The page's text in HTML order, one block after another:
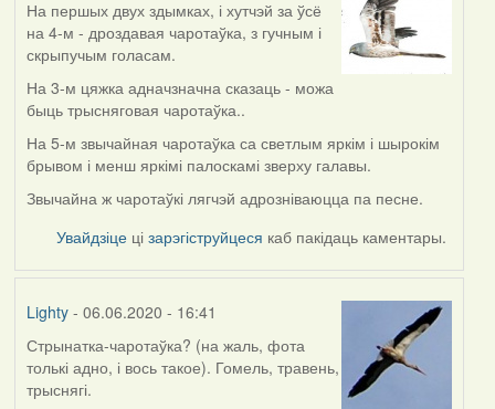
In
reply
to
by
Lighty
На першых двух здымках, і хутчэй за ўсё
на 4-м - дроздавая чаротаўка, з гучным і
скрыпучым голасам.
На 3-м цяжка адначзначна сказаць - можа
быць трысняговая чаротаўка..
На 5-м звычайная чаротаўка са светлым яркім і шырокім
брывом і менш яркімі палоскамі зверху галавы.
Звычайна ж чаротаўкі лягчэй адрозніваюцца па песне.
Увайдзіце цізарэгіструйцеся каб пакідаць каментары.
Lighty- 06.06.2020 - 16:41
Стрынатка-чаротаўка? (на жаль, фота
толькі адно, і вось такое). Гомель, травень,
трыснягі.